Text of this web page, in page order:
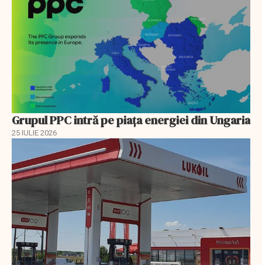
Grupul PPC intră pe piața energiei din Ungaria
25 IULIE 2026